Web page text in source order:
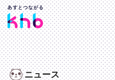
ニュース